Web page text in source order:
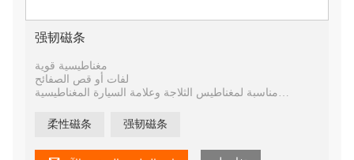
强韧磁条
مناسبة لمغناطيس الثلاجة وعلامة السيارة المغناطيسية
柔性磁条
强韧磁条